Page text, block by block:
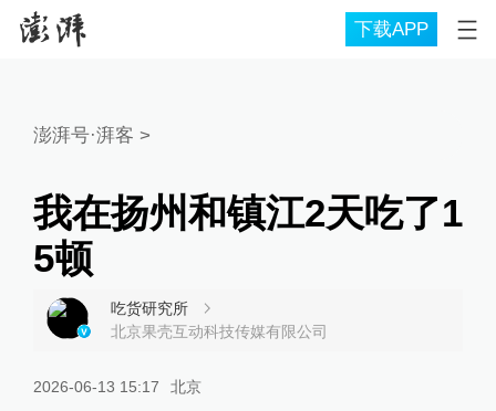
下载APP
澎湃号·湃客 >
我在扬州和镇江2天吃了1
5顿
吃货研究所
北京果壳互动科技传媒有限公司
2026-06-13 15:17 北京